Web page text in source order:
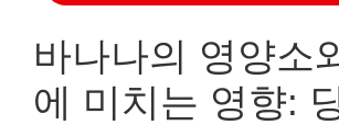
바나나의 영양소
에 미치는 영향: